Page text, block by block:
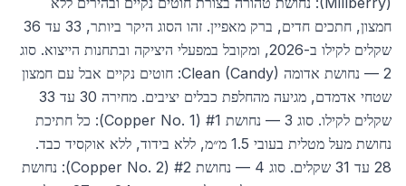
חמצון, חתכים חדים, ברק מאפיין. זהו הסוג היקר ביותר, 33 עד 36
שקלים לקילו ב-2026, ומקובל במפעלי היציקה ובתחנות הייצוא. סוג
2 — נחושת אדומה Clean (Candy): חוטים נקיים אבל עם חמצון
שטחי אדמדם, מגיעה מהחלפת כבלים יציבים. מחירה 30 עד 33
שקלים לקילו. סוג 3 — נחושת #1 (Copper No. 1): כל חתיכת
נחושת מעל מטלית בעובי 1.5 מ״מ, ללא בידוד, ללא אוקסיד כבד.
28 עד 31 שקלים. סוג 4 — נחושת #2 (Copper No. 2): נחושת